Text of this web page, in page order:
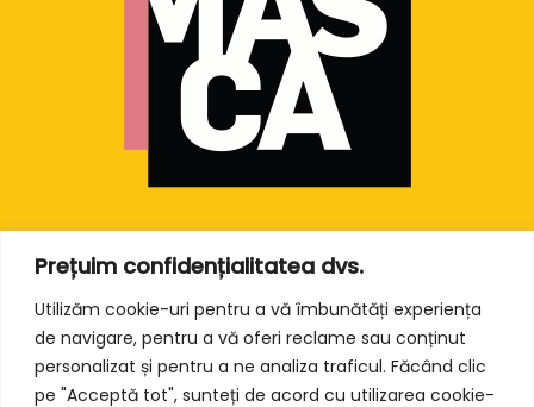
Prețuim confidențialitatea dvs.
Utilizăm cookie-uri pentru a vă îmbunătăți experiența
de navigare, pentru a vă oferi reclame sau conținut
personalizat și pentru a ne analiza traficul. Făcând clic
pe "Acceptă tot", sunteți de acord cu utilizarea cookie-
Teatrul Masca î i propune să se pozi
ioneze ca un teatru de cartier – nucleu